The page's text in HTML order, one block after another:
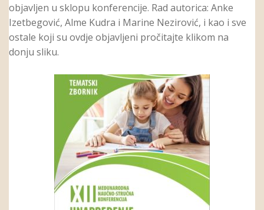
objavljen u sklopu konferencije. Rad autorica: Anke
Izetbegović, Alme Kudra i Marine Nezirović, i kao i sve
ostale koji su ovdje objavljeni pročitajte klikom na
donju sliku.